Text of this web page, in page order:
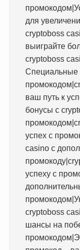
для
cryptoboss
выиграйте
cryptoboss
Специальные
ваш путь к
бонусы с
успех с
casino с
успеху с
cryptoboss
шансы на